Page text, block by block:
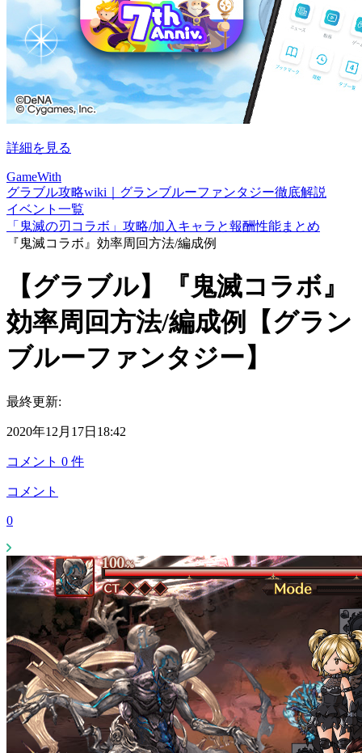
詳細を見る
GameWith
グラブル攻略wiki｜グランブルーファンタジー徹底解説
イベント一覧
「鬼滅の刃コラボ」攻略/加入キャラと報酬性能まとめ
『鬼滅コラボ』効率周回方法/編成例
【グラブル】『鬼滅コラボ』
効率周回方法/編成例【グラン
ブルーファンタジー】
最終更新:
2020年12月17日18:42
コメント 0 件
コメント
0